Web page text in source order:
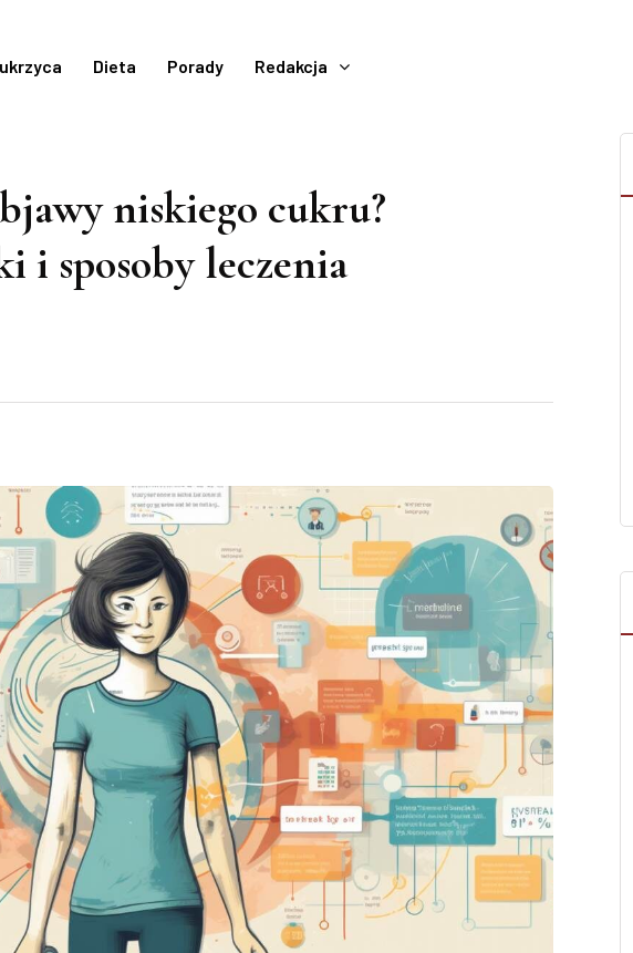
Dieta Porady Redakcja
niskiego cukru?
i sposoby leczenia